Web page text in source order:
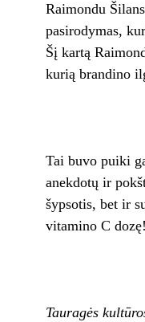
Raimondu
pasirodymas,
Šį kartą
kurią brandino
Tai buvo puiki
anekdotų ir
šypsotis, bet ir
vitamino C dozę!
Tauragės